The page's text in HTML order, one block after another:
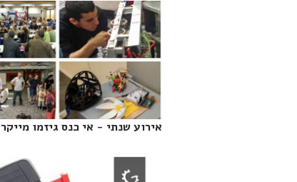
אירוע שנתי - אי כנס גיזמו מייקר‎